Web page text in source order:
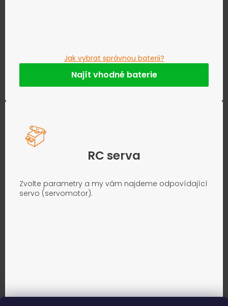
Jak vybrat správnou baterii?
Najít vhodné baterie
RC serva
Zvolte parametry a my vám najdeme odpovídající
servo (servomotor).